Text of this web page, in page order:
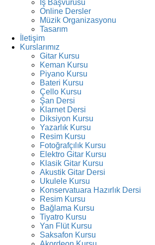
İş Başvurusu
Online Dersler
Müzik Organizasyonu
Tasarım
İletişim
Kurslarımız
Gitar Kursu
Keman Kursu
Piyano Kursu
Bateri Kursu
Çello Kursu
Şan Dersi
Klarnet Dersi
Diksiyon Kursu
Yazarlık Kursu
Resim Kursu
Fotoğrafçılık Kursu
Elektro Gitar Kursu
Klasik Gitar Kursu
Akustik Gitar Dersi
Ukulele Kursu
Konservatuara Hazırlık Dersi
Resim Kursu
Bağlama Kursu
Tiyatro Kursu
Yan Flüt Kursu
Saksafon Kursu